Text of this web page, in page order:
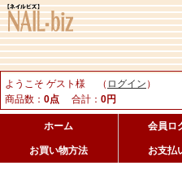
ようこそ ゲスト様 （ ログイン ）
商品数： 0点 合計： 0円
ホーム 会員ロ
お買い物方法 お支払